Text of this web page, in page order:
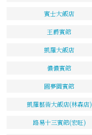
賓士大飯店
王爵賓館
凱羅大飯店
儂儂賓館
圓夢園賓館
凱羅藝術大飯店(林森店)
路易十三賓館(宏旺)